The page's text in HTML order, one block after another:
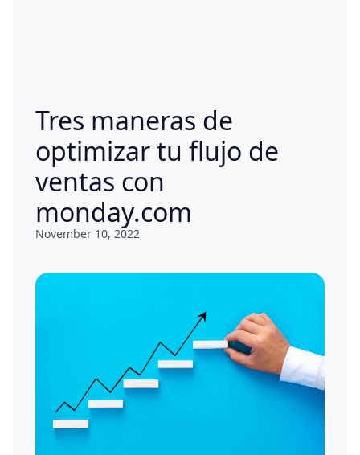
Tres maneras de
optimizar tu flujo de
ventas con
monday.com
November 10, 2022